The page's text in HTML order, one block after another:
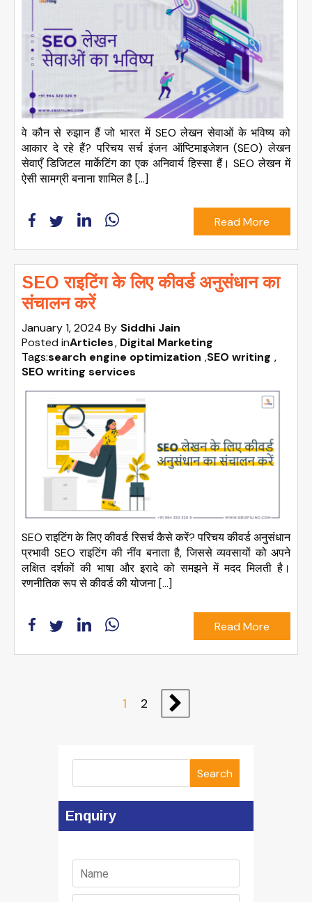
वे कौन से रुझान हैं जो भारत में SEO लेखन सेवाओं के भविष्य को
आकार दे रहे हैं? परिचय सर्च इंजन ऑप्टिमाइजेशन (SEO) लेखन
सेवाएँ डिजिटल मार्केटिंग का एक अनिवार्य हिस्सा हैं। SEO लेखन में
ऐसी सामग्री बनाना शामिल है […]
Read More
SEO राइटिंग के लिए कीवर्ड अनुसंधान का
संचालन करें
January 1, 2024 By Siddhi Jain
Posted inArticles Digital Marketing
Tags:search engine optimization ,SEO writing ,
SEO writing services
SEO राइटिंग के लिए कीवर्ड रिसर्च कैसे करें? परिचय कीवर्ड अनुसंधान
प्रभावी SEO राइटिंग की नींव बनाता है, जिससे व्यवसायों को अपने
लक्षित दर्शकों की भाषा और इरादे को समझने में मदद मिलती है।
रणनीतिक रूप से कीवर्ड की योजना […]
Read More
1 2
Search
Enquiry